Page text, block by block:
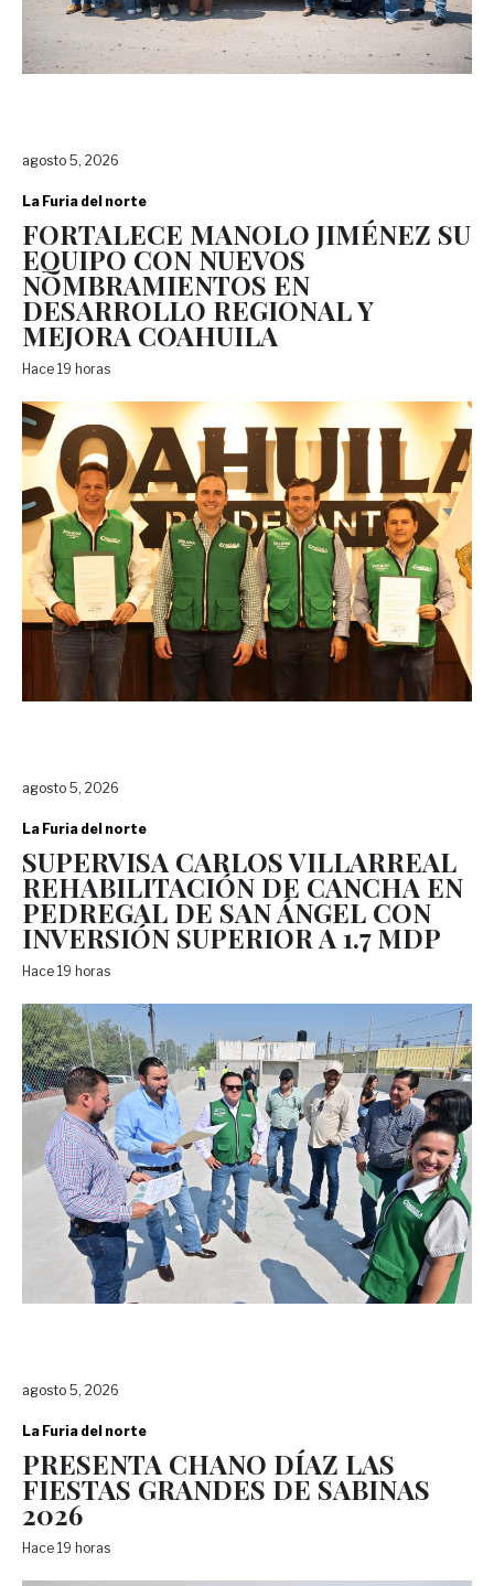
agosto 5, 2026
La Furia del norte
FORTALECE MANOLO JIMÉNEZ SU
EQUIPO CON NUEVOS
NOMBRAMIENTOS EN
DESARROLLO REGIONAL Y
MEJORA COAHUILA
Hace 19 horas
agosto 5, 2026
La Furia del norte
SUPERVISA CARLOS VILLARREAL
REHABILITACIÓN DE CANCHA EN
PEDREGAL DE SAN ÁNGEL CON
INVERSIÓN SUPERIOR A 1.7 MDP
Hace 19 horas
agosto 5, 2026
La Furia del norte
PRESENTA CHANO DÍAZ LAS
FIESTAS GRANDES DE SABINAS
2026
Hace 19 horas